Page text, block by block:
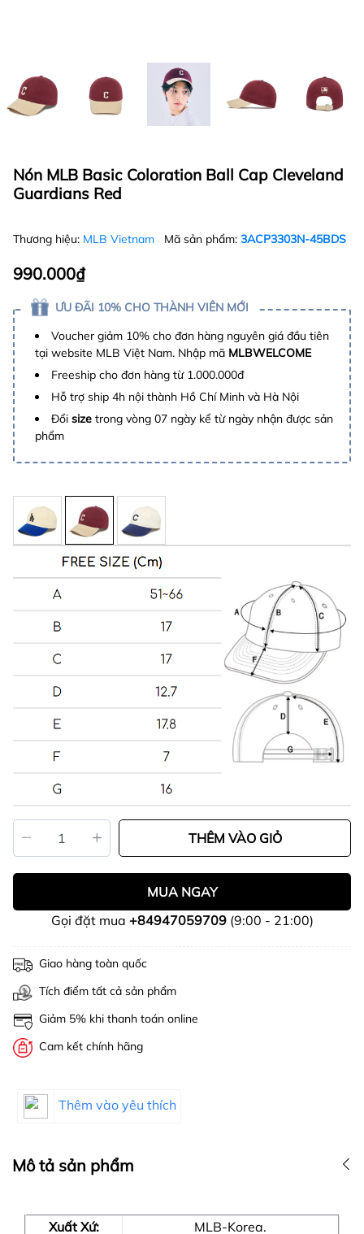
Nón MLB Basic Coloration Ball Cap Cleveland
Guardians Red
Thương hiệu: MLB Vietnam Mã sản phẩm: 3ACP3303N-45BDS
990.000₫
ƯU ĐÃI 10% CHO THÀNH VIÊN MỚI
Voucher giảm 10% cho đơn hàng nguyên giá đầu tiên
tại website MLB Việt Nam. Nhập mã MLBWELCOME
Freeship cho đơn hàng từ 1.000.000đ
Hỗ trợ ship 4h nội thành Hồ Chí Minh và Hà Nội
Đổi size trong vòng 07 ngày kể từ ngày nhận được sản
phẩm
THÊM VÀO GIỎ
MUA NGAY
Gọi đặt mua +84947059709(9:00 - 21:00)
Giao hàng toàn quốc
Tích điểm tất cả sản phẩm
Giảm 5% khi thanh toán online
Cam kết chính hãng
Thêm vào yêu thích
Mô tả sản phẩm
Xuất Xứ: MLB-Korea.